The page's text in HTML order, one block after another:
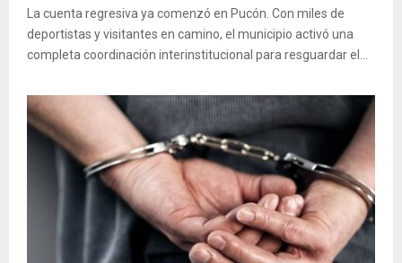
U
La cuenta regresiva ya comenzó en Pucón. Con miles de
deportistas y visitantes en camino, el municipio activó una
completa coordinación interinstitucional para resguardar el...